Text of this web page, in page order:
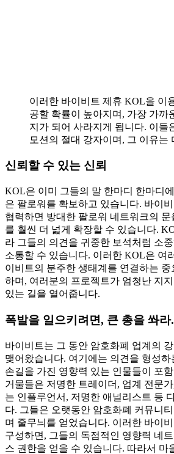
이러한 바이비트 제휴 KOL을 이
공할 확률이 높아지며, 가장 가까
지가 되어 사라지게 됩니다. 이들
모션의 절대 강자이며, 그 이유는
신뢰할 수 있는 신뢰
KOL은 이미 그들의 말 한마디 한마디
은 팔로워를 확보하고 있습니다. 바이
협력하면 방대한 팔로워 네트워크의 문
를 훨씬 더 넓게 확장할 수 있습니다.
라 그들의 의견을 귀중한 보석처럼 소
소통할 수 있습니다. 이러한 KOL은 여
이비트의 분주한 생태계를 연결하는
하며, 여러분의 프로젝트가 엄청난 지
있는 길을 열어줍니다.
폭발을 일으키려면, 큰 총을 쏴라.
바이비트는 그 동안 암호화폐 업계의
맺어왔습니다. 여기에는 의견을 형성하
손길을 가진 영향력 있는 인물들이 포
거물들은 저명한 트레이더, 업계 전문
는 인플루언서, 저명한 애널리스트 등
다. 그들은 오랫동안 암호화폐 커뮤니
며 줄무늬를 얻었습니다. 이러한 바이
구성하면, 그들의 독점적인 영향력 네
스 권한을 얻을 수 있습니다. 따라서 마